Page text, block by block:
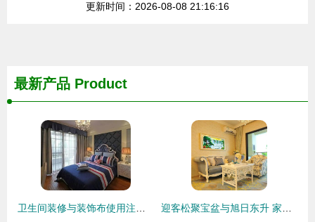
更新时间：2026-08-08 21:16:16
最新产品 Product
卫生间装修与装饰布使用注意事项 迎客松聚宝盆与旭日东升 家居装饰的艺术新风尚